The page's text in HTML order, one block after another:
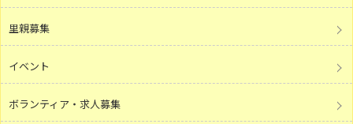
里親募集
イベント
ボランティア・求人募集